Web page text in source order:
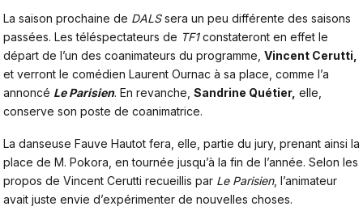
La saison prochaine de DALSsera un peu différente des saisons
passées. Les téléspectateurs de TF1constateront en effet le
départ de l’un des coanimateurs du programme, Vincent Cerutti,
et verront le comédien Laurent Ournac à sa place, comme l’a
annoncé Le Parisien. En revanche, Sandrine Quétier, elle,
conserve son poste de coanimatrice.
La danseuse Fauve Hautot fera, elle, partie du jury, prenant ainsi la
place de M. Pokora, en tournée jusqu’à la fin de l’année. Selon les
propos de Vincent Cerutti recueillis par Le Parisien, l’animateur
avait juste envie d’expérimenter de nouvelles choses.